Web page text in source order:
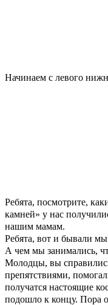
Начинаем с левого
Ребята, посмотрите,
камней» у нас
нашим мамам.
Ребята, вот и бывали
А чем мы занимались,
Молодцы, вы
препятствиями,
получатся настоящие
подошло к концу. Пора